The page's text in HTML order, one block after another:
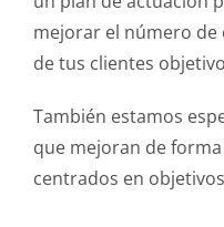
mejorar el número de
de tus clientes
También estamos
que mejoran de
centrados en